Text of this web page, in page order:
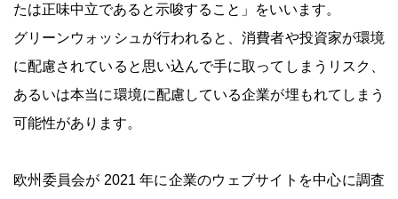
たは正味中立であると示唆すること」をいいます。
グリーンウォッシュが行われると、消費者や投資家が環境
に配慮されていると思い込んで手に取ってしまうリスク、
あるいは本当に環境に配慮している企業が埋もれてしまう
可能性があります。
欧州委員会が 2021 年に企業のウェブサイトを中心に調査